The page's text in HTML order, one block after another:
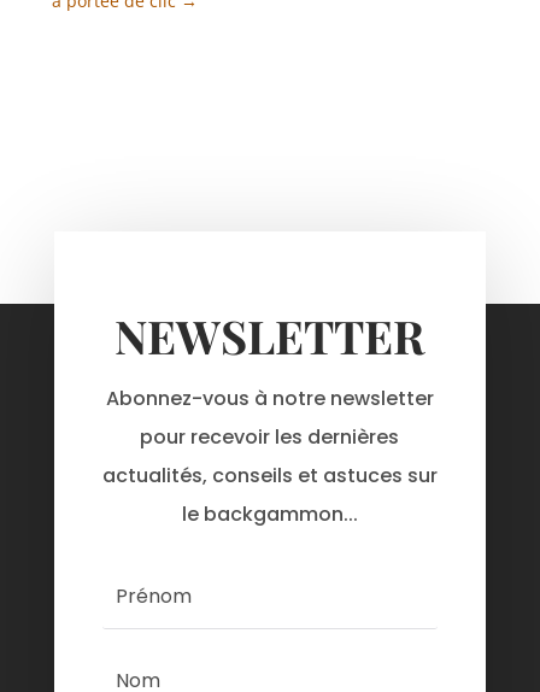
NEWSLETTER
Abonnez-vous à notre newsletter
pour recevoir les dernières
actualités, conseils et astuces sur
le backgammon...